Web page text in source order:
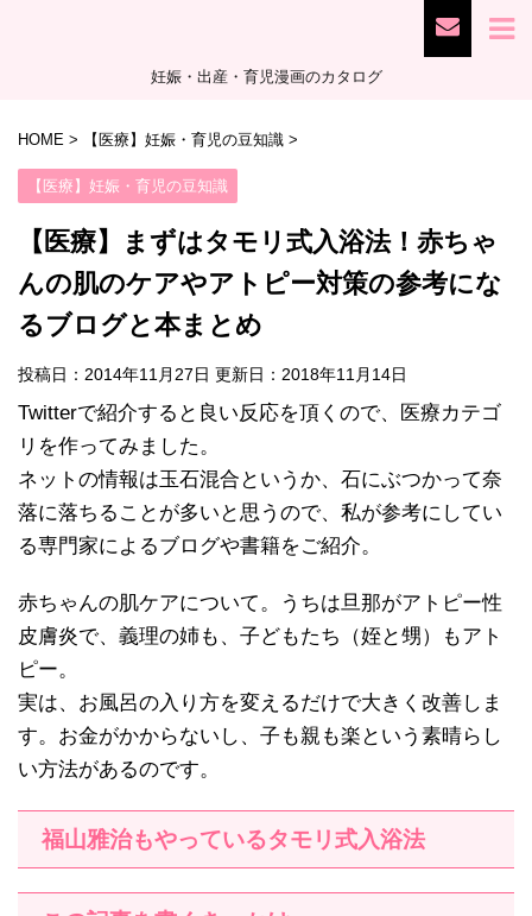
妊娠・出産・育児漫画のカタログ
HOME > 【医療】妊娠・育児の豆知識 >
【医療】妊娠・育児の豆知識
【医療】まずはタモリ式入浴法！赤ちゃ
んの肌のケアやアトピー対策の参考にな
るブログと本まとめ
投稿日：2014年11月27日 更新日： 2018年11月14日
Twitterで紹介すると良い反応を頂くので、医療カテゴ
リを作ってみました。
ネットの情報は玉石混合というか、石にぶつかって奈
落に落ちることが多いと思うので、私が参考にしてい
る専門家によるブログや書籍をご紹介。
赤ちゃんの肌ケアについて。うちは旦那がアトピー性
皮膚炎で、義理の姉も、子どもたち（姪と甥）もアト
ピー。
実は、お風呂の入り方を変えるだけで大きく改善しま
す。お金がかからないし、子も親も楽という素晴らし
い方法があるのです。
福山雅治もやっているタモリ式入浴法